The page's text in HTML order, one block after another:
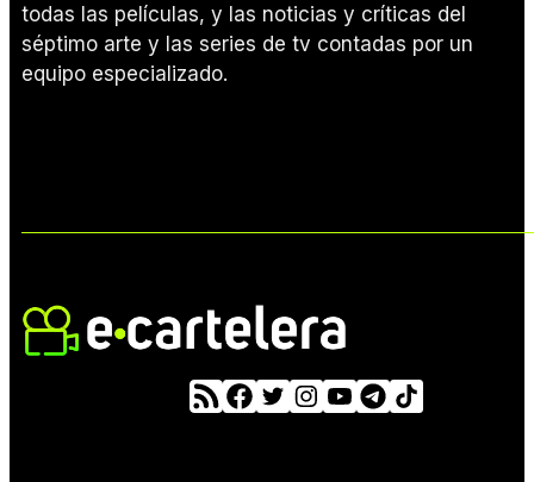
todas las películas, y las noticias y críticas del
séptimo arte y las series de tv contadas por un
equipo especializado.